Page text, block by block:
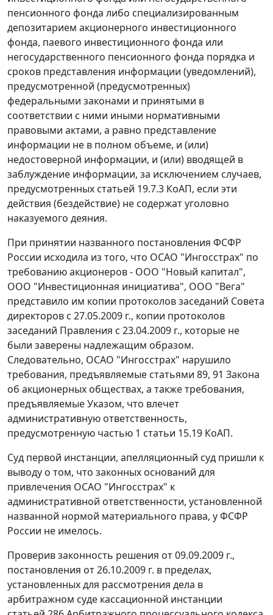
пенсионного фонда либо специализированным
депозитарием акционерного инвестиционного
фонда, паевого инвестиционного фонда или
негосударственного пенсионного фонда порядка и
сроков представления информации (уведомлений),
предусмотренной (предусмотренных)
федеральными законами и принятыми в
соответствии с ними иными нормативными
правовыми актами, а равно представление
информации не в полном объеме, и (или)
недостоверной информации, и (или) вводящей в
заблуждение информации, за исключением случаев,
предусмотренных статьей 19.7.3 КоАП, если эти
действия (бездействие) не содержат уголовно
наказуемого деяния.
При принятии названного постановления ФСФР
России исходила из того, что ОСАО "Ингосстрах" по
требованию акционеров - ООО "Новый капитал",
ООО "Инвестиционная инициатива", ООО "Вега"
представило им копии протоколов заседаний Совета
директоров с 27.05.2009 г., копии протоколов
заседаний Правления с 23.04.2009 г., которые не
были заверены надлежащим образом.
Следовательно, ОСАО "Ингосстрах" нарушило
требования, предъявляемые статьями 89, 91 Закона
об акционерных обществах, а также требования,
предъявляемые Указом, что влечет
административную ответственность,
предусмотренную частью 1 статьи 15.19 КоАП.
Суд первой инстанции, апелляционный суд пришли к
выводу о том, что законных оснований для
привлечения ОСАО "Ингосстрах" к
административной ответственности, установленной
названной нормой материального права, у ФСФР
России не имелось.
Проверив законность решения от 09.09.2009 г.,
постановления от 26.10.2009 г. в пределах,
установленных для рассмотрения дела в
арбитражном суде кассационной инстанции